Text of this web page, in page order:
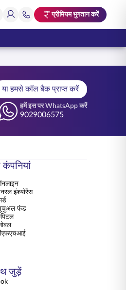
प्रीमियम भुगतान करें
या हमसे कॉल बैक प्राप्त करें
हमें इस पर WhatsApp करें
9029006575
इंश्योरेंस
फंड
जुड़ें